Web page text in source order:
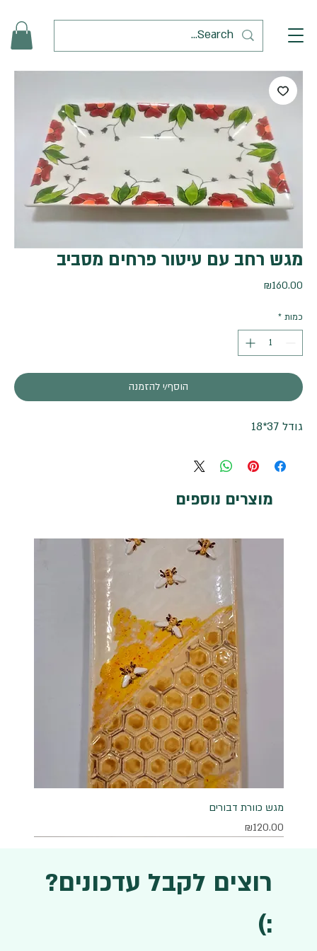
מגש רחב עם עיטור פרחים מסביב
₪160.00
כמות *
הוסף/י להזמנה
גודל 37*18
מוצרים נוספים
מגש כוורת דבורים
מחיר
₪120.00
רוצים לקבל עדכונים?
:)